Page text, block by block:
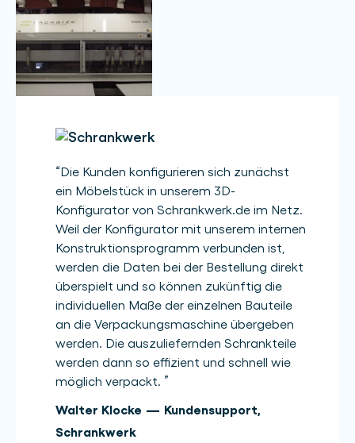
“Die Kunden konfigurieren sich zunächst
ein Möbelstück in unserem 3D-
Konfigurator von Schrankwerk.de im Netz.
Weil der Konfigurator mit unserem internen
Konstruktionsprogramm verbunden ist,
werden die Daten bei der Bestellung direkt
überspielt und so können zukünftig die
individuellen Maße der einzelnen Bauteile
an die Verpackungsmaschine übergeben
werden. Die auszuliefernden Schrankteile
werden dann so effizient und schnell wie
möglich verpackt. ”
Walter Klocke — Kundensupport,
Schrankwerk